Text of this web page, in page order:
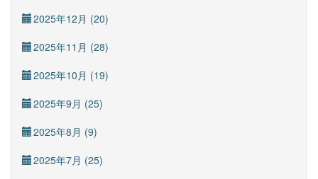
2025年12月 (20)
2025年11月 (28)
2025年10月 (19)
2025年9月 (25)
2025年8月 (9)
2025年7月 (25)